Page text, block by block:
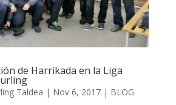
de Harrikada en la Liga
Taldea | Nov 6, 2017| BLOG